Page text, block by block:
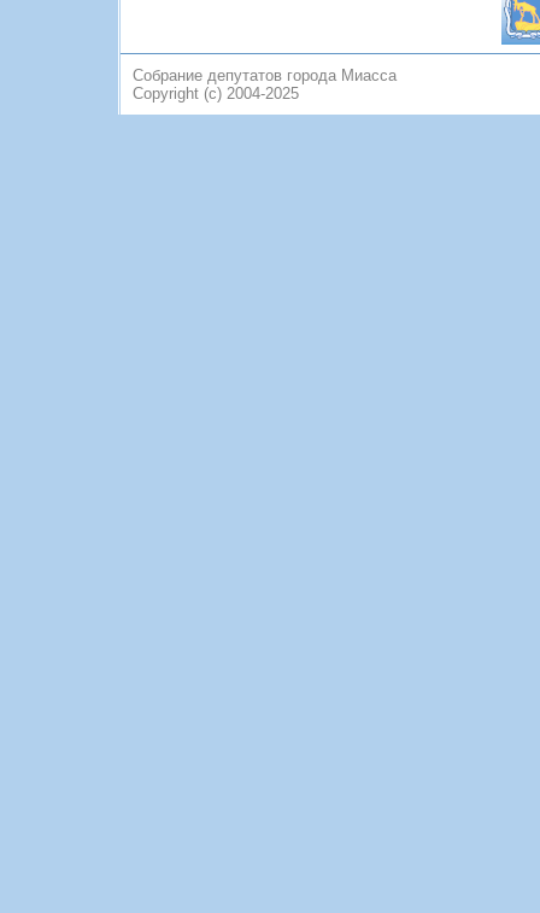
Собрание депутатов города Миасса
Copyright (c) 2004-2025